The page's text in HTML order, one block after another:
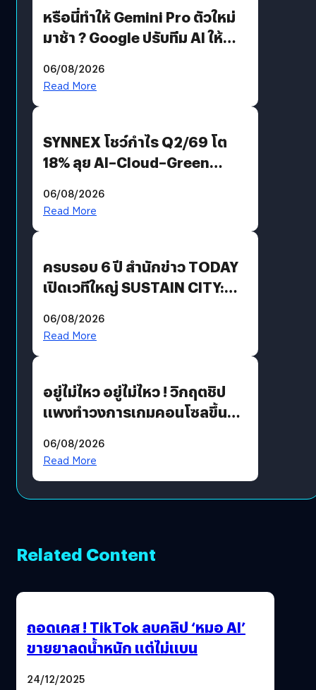
หรือนี่ทำให้ Gemini Pro ตัวใหม่
มาช้า ? Google ปรับทีม AI ให้
AGI
06/08/2026
Read More
SYNNEX โชว์กำไร Q2/69 โต
18% ลุย AI–Cloud–Green
Revenue เร่งเครื่อง New
06/08/2026
Read More
ครบรอบ 6 ปี สำนักข่าว TODAY
เปิดเวทีใหญ่ SUSTAIN CITY:
แนวทางปรับตัวสู่เศรษฐกิจสี
06/08/2026
Read More
อยู่ไม่ไหว อยู่ไม่ไหว ! วิกฤตชิป
แพงทำวงการเกมคอนโซลขึ้น
?
06/08/2026
Read More
Related Content
ถอดเคส ! TikTok ลบคลิป ‘หมอ AI’
ขายยาลดน้ำหนัก แต่ไม่แบน
24/12/2025